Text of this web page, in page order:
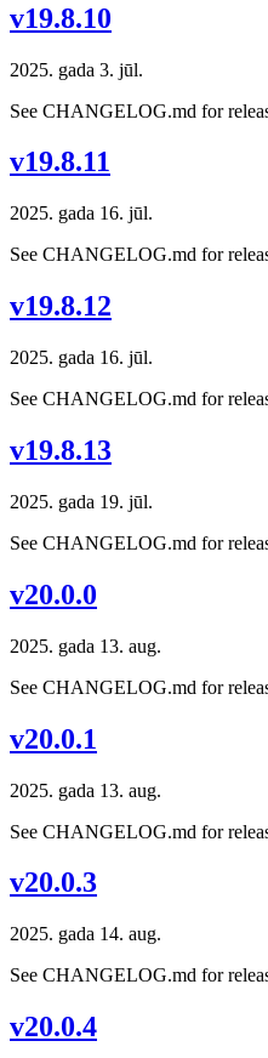
v19.8.10
2025. gada 3. jūl.
See CHANGELOG.md for
v19.8.11
2025. gada 16. jūl.
See CHANGELOG.md for
v19.8.12
2025. gada 16. jūl.
See CHANGELOG.md for
v19.8.13
2025. gada 19. jūl.
See CHANGELOG.md for
v20.0.0
2025. gada 13. aug.
See CHANGELOG.md for
v20.0.1
2025. gada 13. aug.
See CHANGELOG.md for
v20.0.3
2025. gada 14. aug.
See CHANGELOG.md for
v20.0.4